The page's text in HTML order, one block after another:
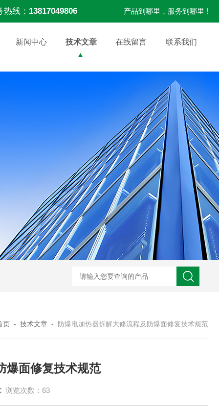
热线： 13817049806 产品到哪里，服务到哪里 !
新闻中心 技术文章 在线留言 联系我们
GM-5KV-20KV型可调高压兆欧表GM-5KV-20KV nl3203型
页 - 技术文章 - 防爆电加热器拆解大修流程及防爆面修复技术规范
爆面修复技术规范
浏览次数：63